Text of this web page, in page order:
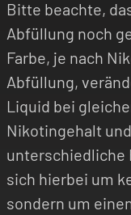
Bitte beachte,
Abfüllung noch
Farbe, je nach
Abfüllung,
Liquid bei
Nikotingehalt
unterschiedliche
sich hierbei um
sondern um